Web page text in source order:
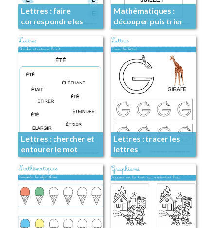
Lettres : faire
correspondre les
lettres
Mathématiques :
découper puis trier
Lettres : chercher et
entourer le mot
Lettres : tracer les
lettres